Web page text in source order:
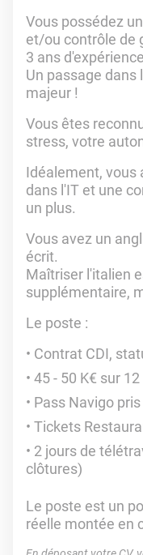
Vous possédez
et/ou contrôle de
3 ans
Un passage dans
majeur !
Vous êtes
stress, votre
Idéalement, vous
dans l'IT et une
un plus.
Vous avez un
écrit.
Maîtriser l'italien
supplémentaire,
Le poste :
Contrat CDI,
45 - 50 K€ sur
Pass Navigo
Tickets
2 jours de
clôtures)
Le poste est un
réelle montée en